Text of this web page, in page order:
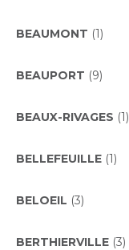
BEAUMONT (1)
BEAUPORT (9)
BEAUX-RIVAGES (1)
BELLEFEUILLE (1)
BELOEIL (3)
BERTHIERVILLE (3)